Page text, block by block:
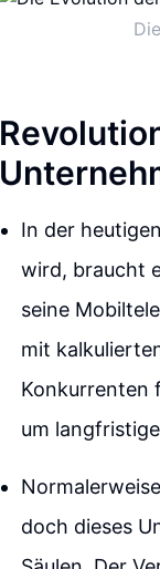
In der
wird, braucht
seine
mit
Konkurrenten
um
doch dieses